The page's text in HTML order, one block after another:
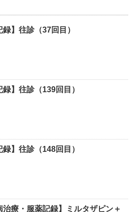
録】往診（37回目）
録】往診（139回目）
録】往診（148回目）
治療・服薬記録】ミルタザピン＋